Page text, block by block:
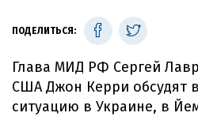
ПОДЕЛИТЬСЯ:
Глава МИД РФ Сергей
США Джон Керри обсудят
ситуацию в Украине, в